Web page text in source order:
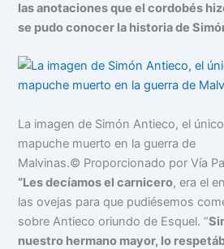
las anotaciones que el cordobés
se pudo conocer la historia de
La imagen de Simón Antieco, el
mapuche muerto en la guerra de
Malvinas.© Proporcionado por Vía
“Les decíamos el carnicero, era el
las ovejas para que pudiésemos
sobre Antieco oriundo de Esquel. “
nuestro hermano mayor, lo